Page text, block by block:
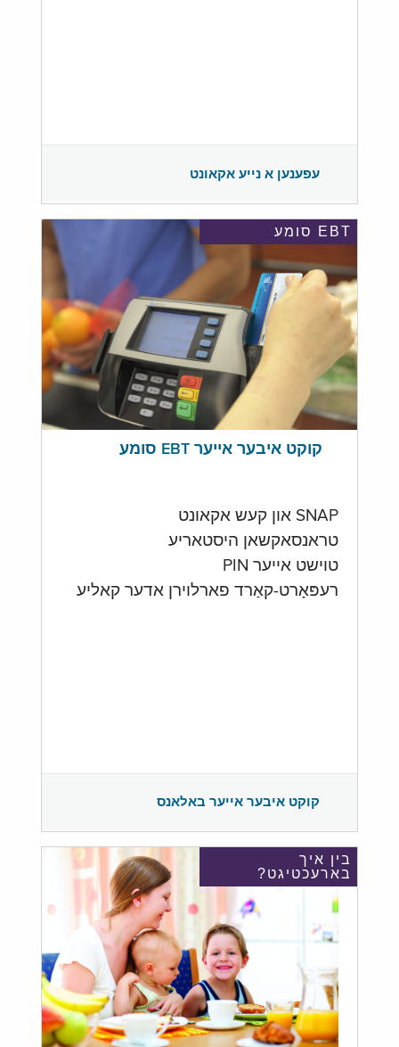
עפענען א נייע אקאונט
EBT סומע
קוקט איבער אייער EBT סומע
SNAP און קעש אקאונט
טראנסאקשאן היסטאריע
טוישט אייער PIN
רעפּאָרט-קאַרד פארלוירן אדער קאליע
קוקט איבער אייער באלאנס
בין איך
בארעכטיגט?